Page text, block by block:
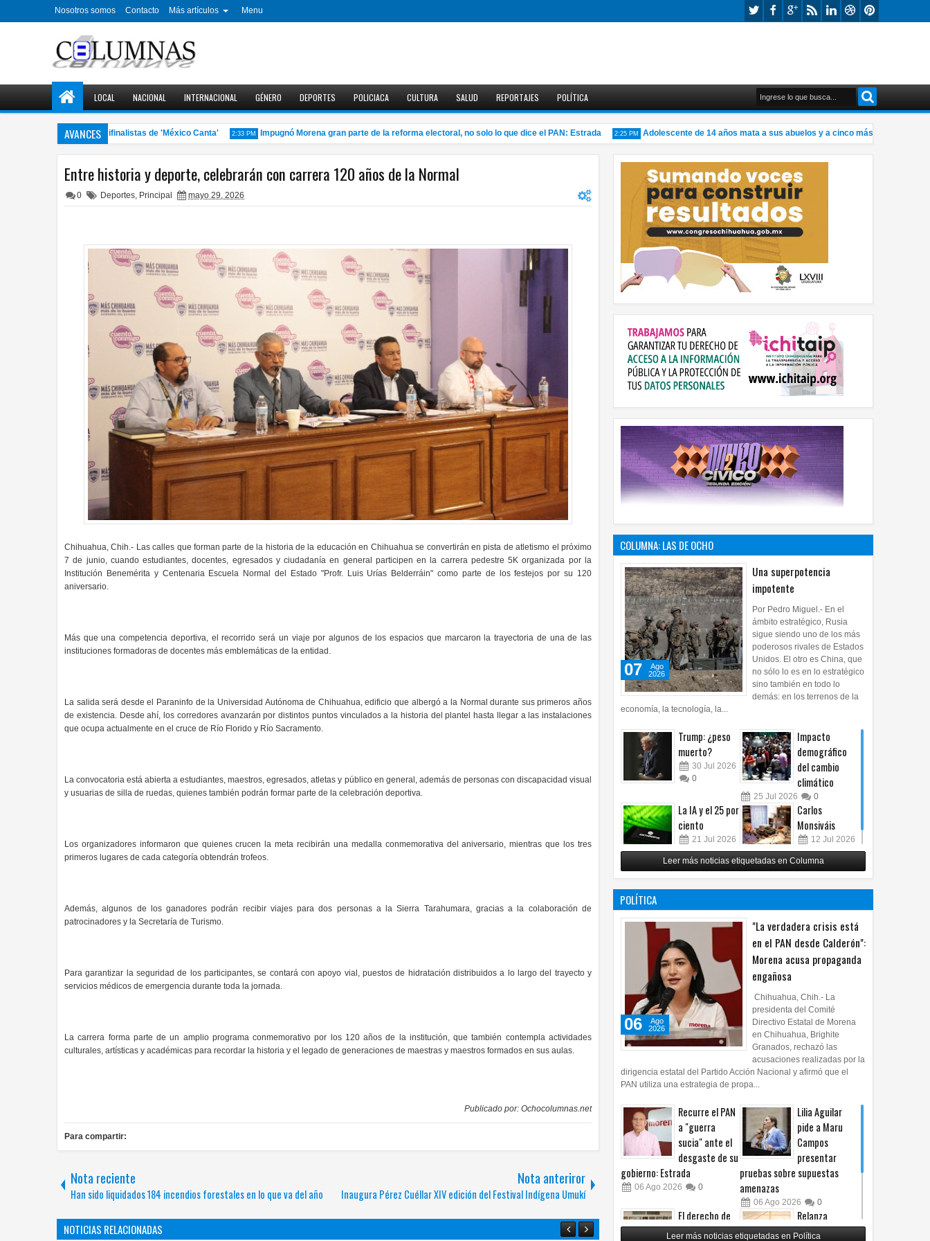
Nosotros somos Contacto Más artículos Menu
LOCAL NACIONAL INTERNACIONAL GÉNERO DEPORTES POLICIACA CULTURA SALUD REPORTAJES POLÍTICA
AVANCES
a los siete semifinalistas de 'México Canta' 2:33 PM Impugnó Morena gran parte de la reforma electoral, no solo lo que dice el PAN: Estrada 2:25 PM Adolescente de 14 años mata a sus abuelos y a cinco más en colegio de
Entre historia y deporte, celebrarán con carrera 120 años de la Normal
0 Deportes, Principal mayo 29, 2026
Chihuahua, Chih.- Las calles que forman parte de la historia de la educación en Chihuahua se convertirán en pista de atletismo el próximo
7 de junio, cuando estudiantes, docentes, egresados y ciudadanía en general participen en la carrera pedestre 5K organizada por la
Institución Benemérita y Centenaria Escuela Normal del Estado "Profr. Luis Urías Belderráin" como parte de los festejos por su 120
aniversario.
Más que una competencia deportiva, el recorrido será un viaje por algunos de los espacios que marcaron la trayectoria de una de las
instituciones formadoras de docentes más emblemáticas de la entidad.
La salida será desde el Paraninfo de la Universidad Autónoma de Chihuahua, edificio que albergó a la Normal durante sus primeros años
de existencia. Desde ahí, los corredores avanzarán por distintos puntos vinculados a la historia del plantel hasta llegar a las instalaciones
que ocupa actualmente en el cruce de Río Florido y Río Sacramento.
La convocatoria está abierta a estudiantes, maestros, egresados, atletas y público en general, además de personas con discapacidad visual
y usuarias de silla de ruedas, quienes también podrán formar parte de la celebración deportiva.
Los organizadores informaron que quienes crucen la meta recibirán una medalla conmemorativa del aniversario, mientras que los tres
primeros lugares de cada categoría obtendrán trofeos.
Además, algunos de los ganadores podrán recibir viajes para dos personas a la Sierra Tarahumara, gracias a la colaboración de
patrocinadores y la Secretaría de Turismo.
Para garantizar la seguridad de los participantes, se contará con apoyo vial, puestos de hidratación distribuidos a lo largo del trayecto y
servicios médicos de emergencia durante toda la jornada.
La carrera forma parte de un amplio programa conmemorativo por los 120 años de la institución, que también contempla actividades
culturales, artísticas y académicas para recordar la historia y el legado de generaciones de maestras y maestros formados en sus aulas.
Publicado por: Ochocolumnas.net
Para compartir:
Nota reciente
Han sido liquidados 184 incendios forestales en lo que va del año
Nota anteriror
Inaugura Pérez Cuéllar XIV edición del Festival Indígena Umukí
NOTICIAS RELACIONADAS
COLUMNA: LAS DE OCHO
Una superpotencia
impotente
07
Ago
2026
Por Pedro Miguel.- En el
ámbito estratégico, Rusia
sigue siendo uno de los más
poderosos rivales de Estados
Unidos. El otro es China, que
no sólo lo es en lo estratégico
sino también en todo lo
demás: en los terrenos de la
economía, la tecnología, la...
Trump: ¿peso
muerto?
30 Jul 2026
0
Impacto
demográfico
del cambio
climático
25 Jul 2026 0
La IA y el 25 por
ciento
21 Jul 2026
0
Carlos
Monsiváis
12 Jul 2026
0
Leer más noticias etiquetadas en Columna
POLÍTICA
"La verdadera crisis está
en el PAN desde Calderón":
Morena acusa propaganda
engañosa
06
Ago
2026
Chihuahua, Chih.- La
presidenta del Comité
Directivo Estatal de Morena
en Chihuahua, Brighite
Granados, rechazó las
acusaciones realizadas por la
dirigencia estatal del Partido Acción Nacional y afirmó que el
PAN utiliza una estrategia de propa...
Recurre el PAN
a "guerra
sucia" ante el
desgaste de su
gobierno: Estrada
06 Ago 2026 0
Lilia Aguilar
pide a Maru
Campos
presentar
pruebas sobre supuestas
amenazas
06 Ago 2026 0
El derecho de
las audiencias
Relanza
Villalobos
Leer más noticias etiquetadas en Política